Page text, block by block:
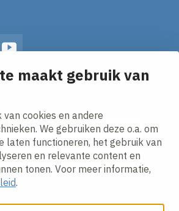
maakt gebruik van
cookies en andere
We gebruiken deze o.a. om
laten functioneren, het gebruik van
en relevante content en
tonen. Voor meer informatie,
.
van het laatste nieuws?
alerts in je mailbox!
hetprivacy statement.